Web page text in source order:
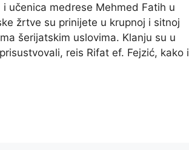
učenica medrese Mehmed Fatih u
žrtve su prinijete u krupnoj i sitnoj
šerijatskim uslovima. Klanju su u
reis Rifat ef. Fejzić, kako i